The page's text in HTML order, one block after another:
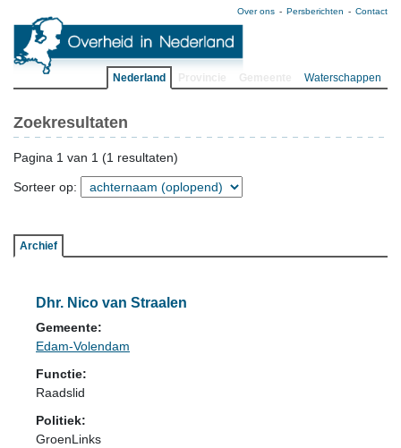
Over ons Persberichten Contact
Nederland Waterschappen
Zoekresultaten
Pagina 1 van 1 (1 resultaten)
Sorteer op:
Archief
Dhr. Nico van Straalen
Gemeente:
Edam-Volendam
Functie:
Raadslid
Politiek:
GroenLinks